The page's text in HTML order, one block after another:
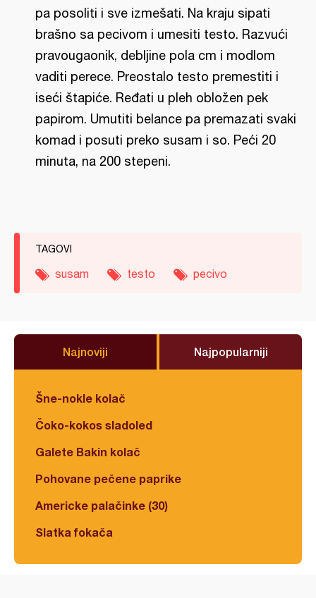
pa posoliti i sve izmešati. Na kraju sipati
brašno sa pecivom i umesiti testo. Razvući
pravougaonik, debljine pola cm i modlom
vaditi perece. Preostalo testo premestiti i
iseći štapiće. Ređati u pleh obložen pek
papirom. Umutiti belance pa premazati svaki
komad i posuti preko susam i so. Peći 20
minuta, na 200 stepeni.
TAGOVI
susam testo pecivo
Najnoviji Najpopularniji
Šne-nokle kolač
Čoko-kokos sladoled
Galete Bakin kolač
Pohovane pečene paprike
Americke palačinke (30)
Slatka fokača